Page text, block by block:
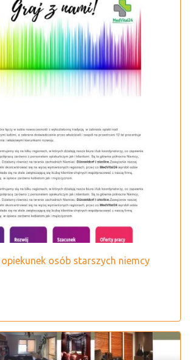
osób starszych niemcy